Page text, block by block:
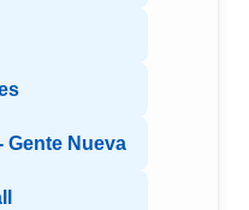
Gente Nueva